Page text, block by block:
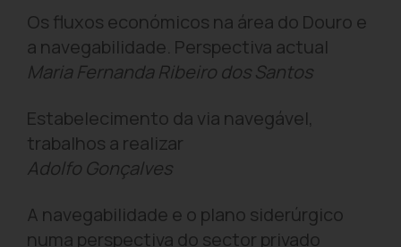
Os fluxos económicos na área do Douro e
a navegabilidade. Perspectiva actual
Maria Fernanda Ribeiro dos Santos
Estabelecimento da via navegável,
trabalhos a realizar
Adolfo Gonçalves
A navegabilidade e o plano siderúrgico
numa perspectiva do sector privado